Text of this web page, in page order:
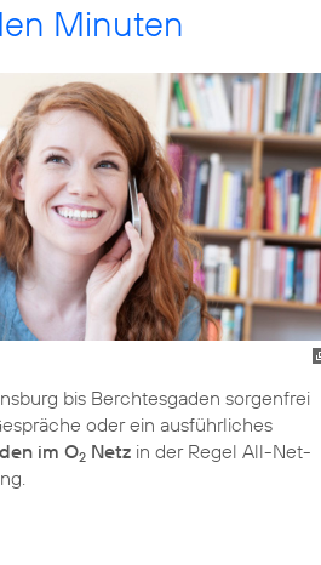
Minuten
bis Berchtesgaden sorgenfrei
oder ein ausführliches
im O2 Netz in der Regel All-Net-